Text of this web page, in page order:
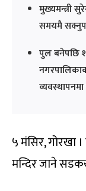
मुख्यमन्त्री
समयमै
पुल बनेपछि
५ मंसिर, गोरखा
मन्दिर जाने